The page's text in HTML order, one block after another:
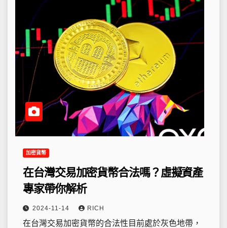
加密貨幣
在台灣交易加密貨幣合法嗎？虛擬資產
專家帶你解析
2024-11-14 RICH
在台灣交易加密貨幣的合法性目前處於灰色地帶，